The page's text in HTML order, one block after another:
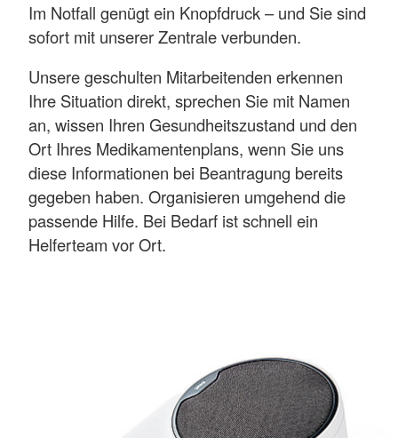
Im Notfall genügt ein Knopfdruck – und Sie sind
sofort mit unserer Zentrale verbunden.
Unsere geschulten Mitarbeitenden erkennen
Ihre Situation direkt, sprechen Sie mit Namen
an, wissen Ihren Gesundheitszustand und den
Ort Ihres Medikamentenplans, wenn Sie uns
diese Informationen bei Beantragung bereits
gegeben haben. Organisieren umgehend die
passende Hilfe. Bei Bedarf ist schnell ein
Helferteam vor Ort.